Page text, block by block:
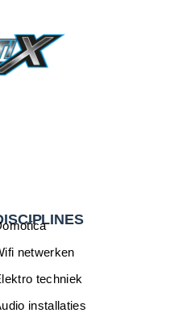
netwerken
techniek
installaties